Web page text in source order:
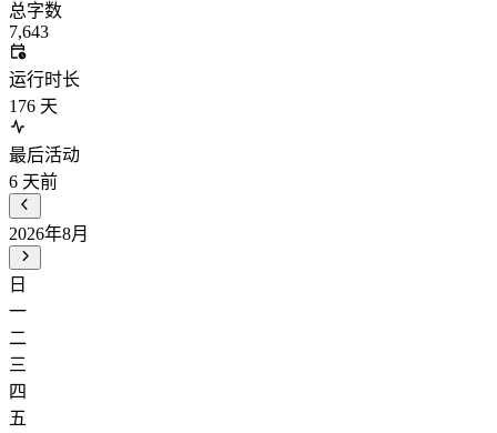
总字数
7,643
运行时长
176 天
最后活动
6 天前
2026年8月
日
一
二
三
四
五